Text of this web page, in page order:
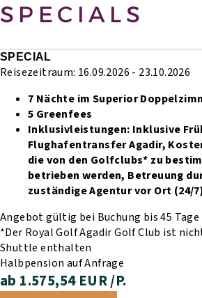
SPECIALS
SPECIAL
Reisezeitraum: 16.09.2026 - 23.10.2026
7 Nächte im Superior
5 Greenfees
Inklusivleistungen: Inklusive
Flughafentransfer Agadir,
die von den Golfclubs* zu
betrieben werden, Betreuung
zuständige Agentur vor Ort (24/
Angebot gültig bei Buchung bis 45 Tage
*Der Royal Golf Agadir Golf Club ist
Shuttle enthalten
Halbpension auf Anfrage
ab 1.575,54 EUR /P.